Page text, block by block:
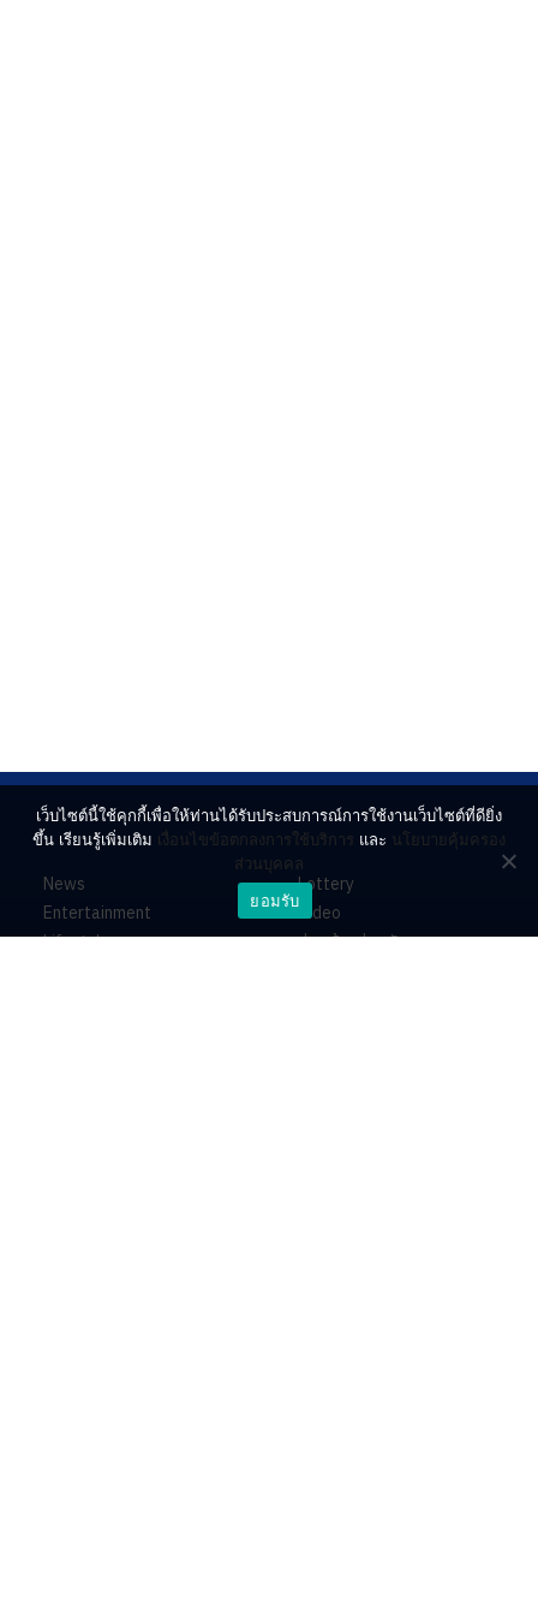
News
Entertainment
Lifestyle
Lottery
Video
ร่วมด้วยช่วยกัน
เว็บไซต์นี้ใช้คุกกี้เพื่อให้ท่านได้รับประสบการณ์การใช้งานเว็บไซต์ที่ดียิ่ง
ขึ้น เรียนรู้เพิ่มเติม เงื่อนไขข้อตกลงการใช้บริการ และ นโยบายคุ้มครอง
ส่วนบุคคล
ยอมรับ